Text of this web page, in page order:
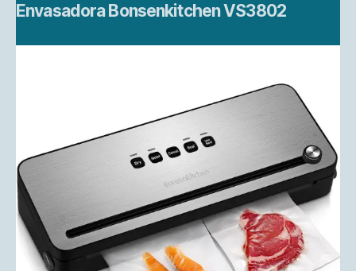
Envasadora Bonsenkitchen VS3802